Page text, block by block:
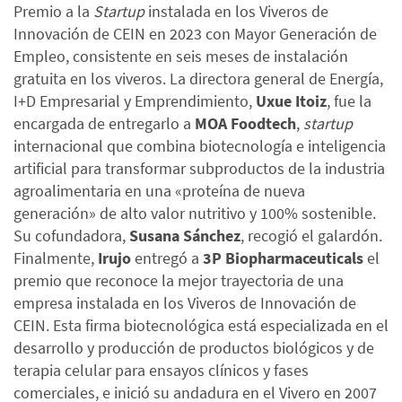
Premio a la Startupinstalada en los Viveros de
Innovación de CEIN en 2023 con Mayor Generación de
Empleo, consistente en seis meses de instalación
gratuita en los viveros. La directora general de Energía,
I+D Empresarial y Emprendimiento, Uxue Itoiz, fue la
encargada de entregarlo a MOA Foodtech, startup
internacional que combina biotecnología e inteligencia
artificial para transformar subproductos de la industria
agroalimentaria en una «proteína de nueva
generación» de alto valor nutritivo y 100% sostenible.
Su cofundadora,Susana Sánchez, recogió el galardón.
Finalmente, Irujoentregó a 3P Biopharmaceuticalsel
premio que reconoce la mejor trayectoria de una
empresa instalada en los Viveros de Innovación de
CEIN. Esta firma biotecnológica está especializada en el
desarrollo y producción de productos biológicos y de
terapia celular para ensayos clínicos y fases
comerciales, e inició su andadura en el Vivero en 2007